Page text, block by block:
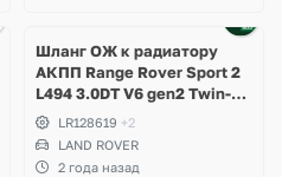
Шланг ОЖ к радиатору
АКПП Range Rover Sport 2
L494 3.0DT V6 gen2 Twin-
turboLR128619 +2
LAND ROVER
2 года назад